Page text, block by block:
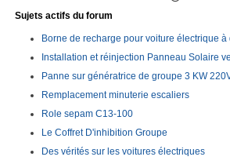
Sujets actifs du forum
Borne de recharge pour voiture électrique à
Installation et réinjection Panneau Solaire
Panne sur génératrice de groupe 3 KW
Remplacement minuterie escaliers
Role sepam C13-100
Le Coffret D'inhibition Groupe
Des vérités sur les voitures électriques